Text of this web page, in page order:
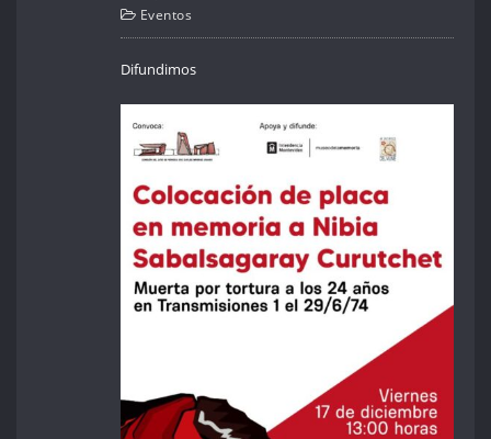
Eventos
Difundimos